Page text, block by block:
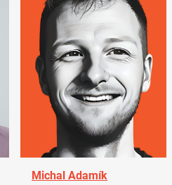
Michal Adamík